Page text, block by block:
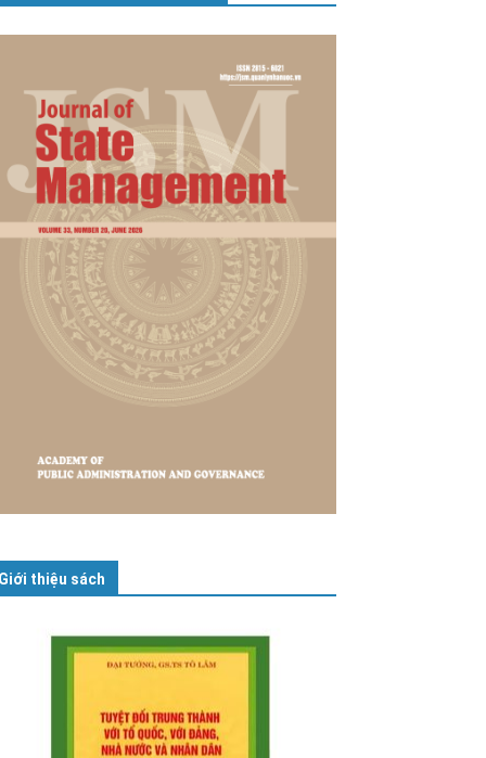
Giới thiệu sách